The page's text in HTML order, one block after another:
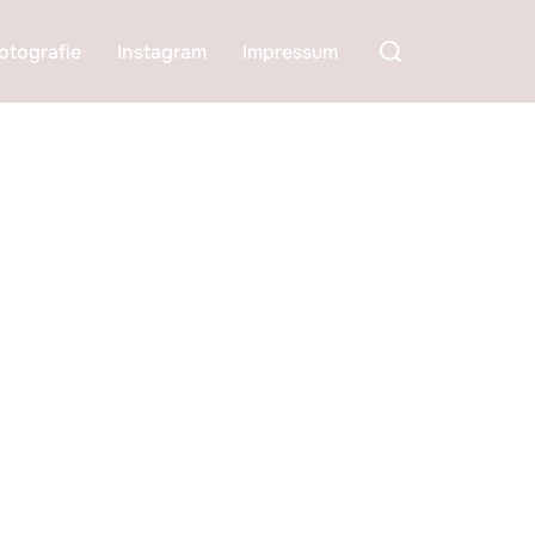
Instagram Impressum
Suchen